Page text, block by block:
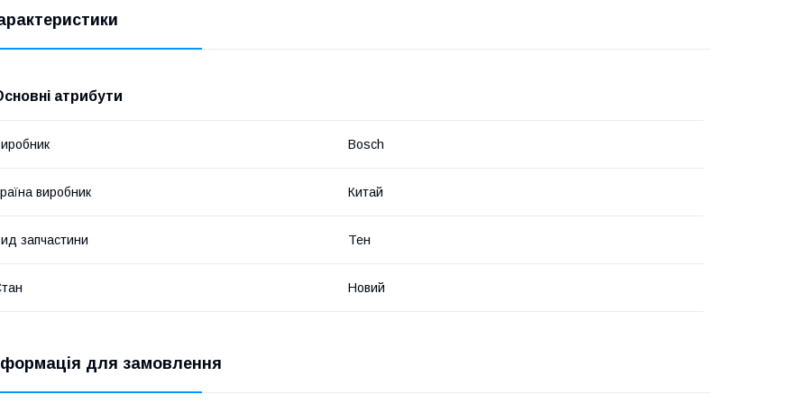
атрибути
Bosch
виробник Китай
запчастини Тен
Новий
для замовлення